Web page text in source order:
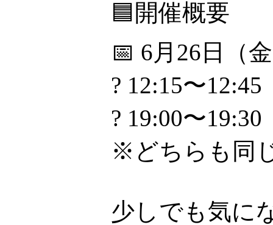
🟦開催概要
📅 6月26日（
? 12:15〜12:45
? 19:00〜19:30
※どちらも同
少しでも気に